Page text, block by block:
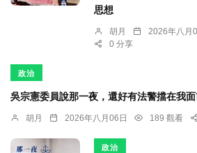
思想
胡月 2026年八月
0 分享
政治
吳宗憲委員說那一夜，還好有法警擋在我
胡月 2026年八月06日 189 觀看
政治